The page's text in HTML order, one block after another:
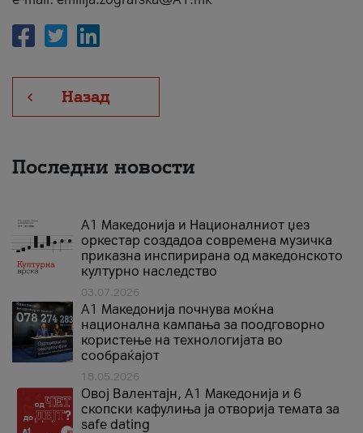
Назад
Последни новости
А1 Македонија и Националниот џез
оркестар создадоа современа музичка
приказна инспирирана од македонското
културно наследство
03.07.2026
A1 Македонија почнува моќна
национална кампања за поодговорно
користење на технологијата во
сообраќајот
18.05.2026
Овој Валентајн, A1 Македонија и 6
скопски кафулиња ја отворија темата за
safe dating